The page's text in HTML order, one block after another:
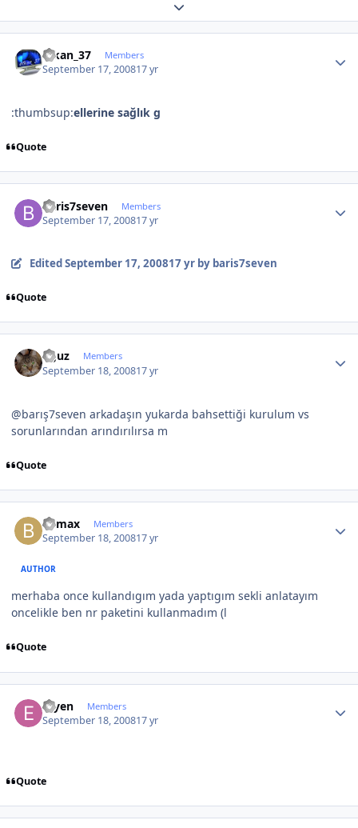
Expand topic overview
efkan_37 Members
September 17, 200817 yr
:thumbsup:ellerine sağlık g
Quote
baris7seven Members
September 17, 200817 yr
EditedSeptember 17, 200817 yrby baris7seven
Quote
oguz Members
September 18, 200817 yr
@barış7seven arkadaşın yukarda bahsettiği kurulum vs
sorunlarından arındırılırsa m
Quote
bymax Members
September 18, 200817 yr
AUTHOR
merhaba once kullandıgım yada yaptıgım sekli anlatayım
oncelikle ben nr paketini kullanmadım (l
Quote
eryen Members
September 18, 200817 yr
Quote